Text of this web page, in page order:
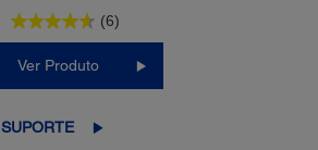
(6)
Ver Produto
SUPORTE